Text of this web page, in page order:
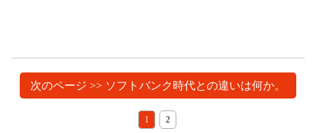
次のページ >> ソフトバンク時代との違いは何か。
1 2